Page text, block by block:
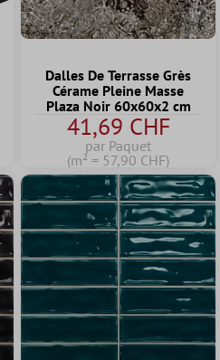
Dalles De Terrasse Grès
Cérame Pleine Masse
Plaza Noir 60x60x2 cm
41,69 CHF
par Paquet
(m² = 57,90 CHF)